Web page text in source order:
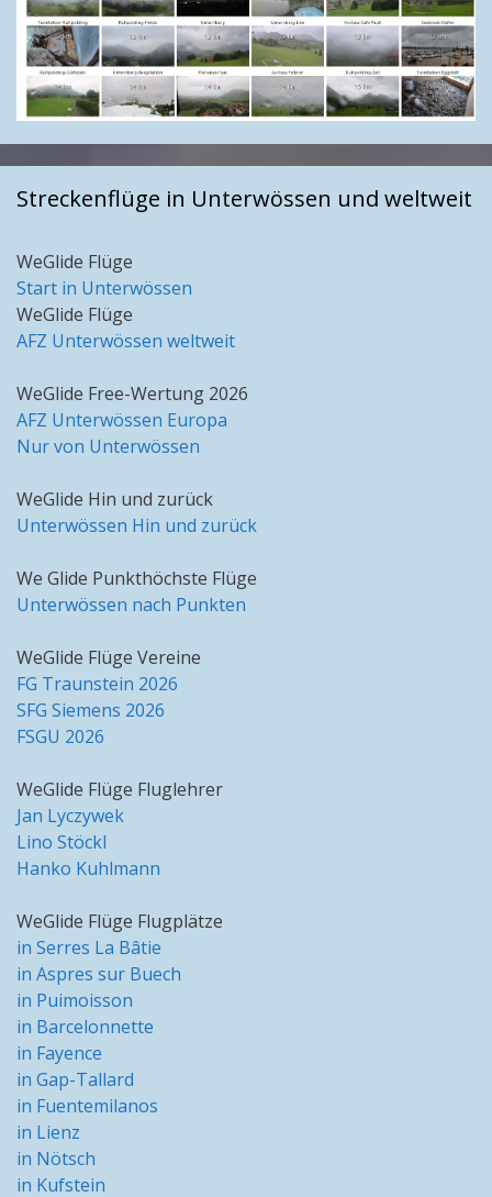
Streckenflüge in Unterwössen und weltweit
WeGlide Flüge
Start in Unterwössen
WeGlide Flüge
AFZ Unterwössen weltweit
WeGlide Free-Wertung 2026
AFZ Unterwössen Europa
Nur von Unterwössen
WeGlide Hin und zurück
Unterwössen Hin und zurück
We Glide Punkthöchste Flüge
Unterwössen nach Punkten
WeGlide Flüge Vereine
FG Traunstein 2026
SFG Siemens 2026
FSGU 2026
WeGlide Flüge Fluglehrer
Jan Lyczywek
Lino Stöckl
Hanko Kuhlmann
WeGlide Flüge Flugplätze
in Serres La Bâtie
in Aspres sur Buech
in Puimoisson
in Barcelonnette
in Fayence
in Gap-Tallard
in Fuentemilanos
in Lienz
in Nötsch
in Kufstein